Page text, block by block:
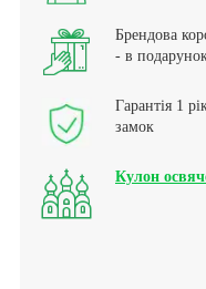
Брендова
- в
Гарантія 1
замок
Кулон